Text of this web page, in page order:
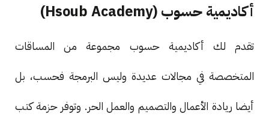
أكاديمية حسوب (Hsoub Academy)
تقدم لك أكاديمية حسوب مجموعة من المساقات
المتخصصة في مجالات عديدة وليس البرمجة فحسب، بل
أيضا ريادة الأعمال والتصميم والعمل الحر. وتوفر حزمة كتب